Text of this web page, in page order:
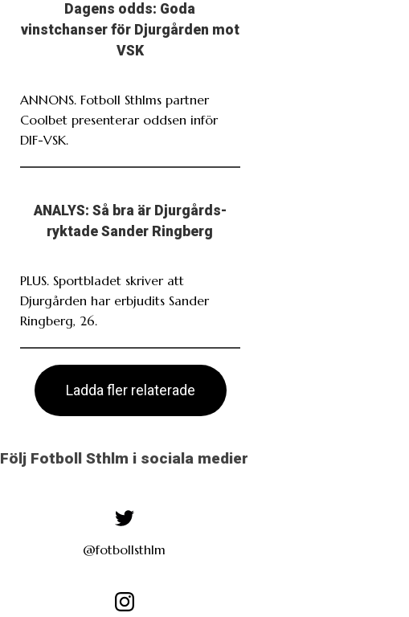
Dagens odds: Goda
vinstchanser för Djurgården mot
VSK
ANNONS. Fotboll Sthlms partner
Coolbet presenterar oddsen inför
DIF-VSK.
ANALYS: Så bra är Djurgårds-
ryktade Sander Ringberg
PLUS. Sportbladet skriver att
Djurgården har erbjudits Sander
Ringberg, 26.
Ladda fler relaterade
Följ Fotboll Sthlm i sociala medier
@fotbollsthlm